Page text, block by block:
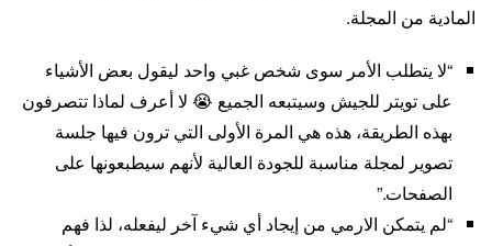
المادية من المجلة.
“لا يتطلب الأمر سوى شخص غبي واحد ليقول بعض الأشياء
على تويتر للجيش وسيتبعه الجميع 😭 لا أعرف لماذا تتصرفون
بهذه الطريقة، هذه هي المرة الأولى التي ترون فيها جلسة
تصوير لمجلة مناسبة للجودة العالية لأنهم سيطبعونها على
الصفحات.”
“لم يتمكن الارمي من إيجاد أي شيء آخر ليفعله، لذا فهم